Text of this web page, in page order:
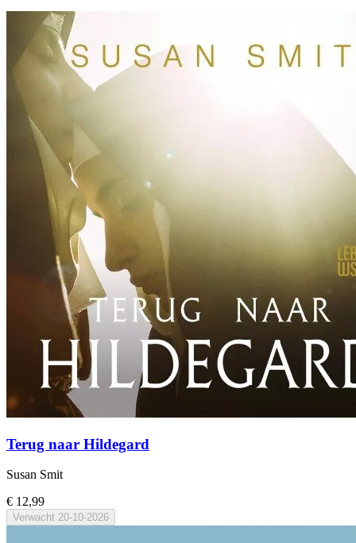
Terug naar Hildegard
Susan Smit
€ 12,99
Verwacht 20-10-2026